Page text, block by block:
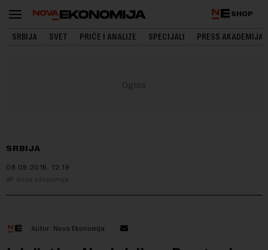
SHOP
SRBIJA SVET PRIČE I ANALIZE SPECIJALI PRESS AKADEMIJA
SRBIJA
08.09.2016. 12:19
Nova ekonomija
Autor: Nova Ekonomija